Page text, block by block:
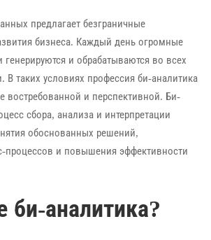
предлагает безграничные
бизнеса. Каждый день огромные
и обрабатываются во всех
В таких условиях профессия би-аналитика
востребованной и перспективной. Би-
сбора, анализа и интерпретации
обоснованных решений,
процессов и повышения эффективности
би-аналитика?